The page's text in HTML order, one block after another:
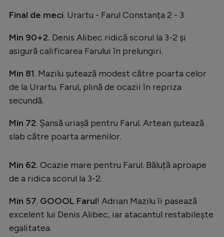
Creează cont
Final de meci. Urartu - Farul Constanța 2 - 3
Min 90+2. Denis Alibec ridică scorul la 3-2 și
asigură calificarea Farului în prelungiri.
Min 81. Mazilu șutează modest către poarta celor
de la Urartu. Farul, plină de ocazii în repriza
secundă.
Min 72. Șansă uriașă pentru Farul. Artean șutează
slab către poarta armenilor.
Min 62. Ocazie mare pentru Farul. Băluță aproape
de a ridica scorul la 3-2.
Min 57. GOOOL Farul! Adrian Mazilu îi pasează
excelent lui Denis Alibec, iar atacantul restabilește
egalitatea.